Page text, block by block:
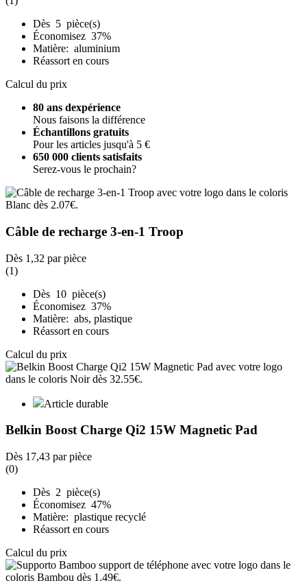
Dès 5 pièce(s)
Économisez 37%
Matière: aluminium
Réassort en cours
Calcul du prix
80 ans dexpérience
Nous faisons la différence
Échantillons gratuits
Pour les articles jusqu'à 5 €
650 000 clients satisfaits
Serez-vous le prochain?
Câble de recharge 3-en-1 Troop
Dès 1,32 par pièce
(1)
Dès 10 pièce(s)
Économisez 37%
Matière: abs, plastique
Réassort en cours
Calcul du prix
Article durable
Belkin Boost Charge Qi2 15W Magnetic Pad
Dès 17,43 par pièce
(0)
Dès 2 pièce(s)
Économisez 47%
Matière: plastique recyclé
Réassort en cours
Calcul du prix